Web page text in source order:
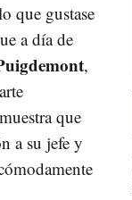
que gustase
a día de
,
que
a su jefe y